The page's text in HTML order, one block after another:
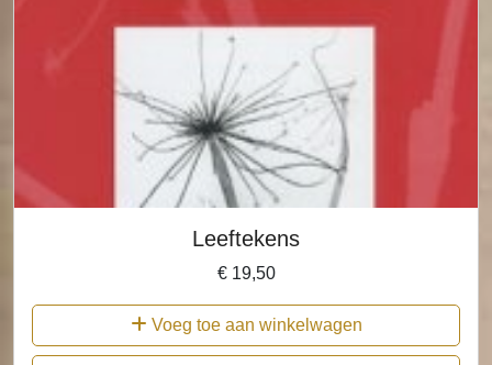
Leeftekens
€19,50
Voeg toe aan winkelwagen